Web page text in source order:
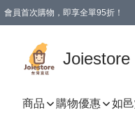
會員首次購物，即享全單95折！
商品 購物優惠 如